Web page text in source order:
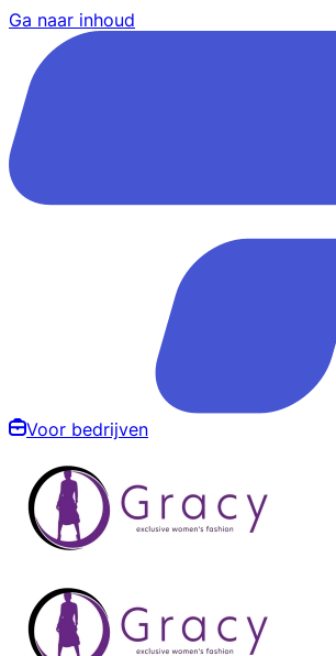
Ga naar inhoud
Voor bedrijven